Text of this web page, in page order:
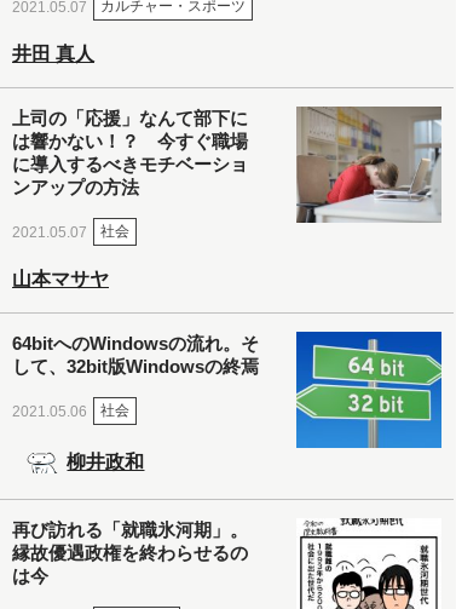
2021.05.07 カルチャー・スポーツ
井田 真人
上司の「応援」なんて部下に
は響かない！？ 今すぐ職場
に導入するべきモチベーショ
ンアップの方法
2021.05.07 社会
山本マサヤ
64bitへのWindowsの流れ。そ
して、32bit版Windowsの終焉
2021.05.06 社会
柳井政和
再び訪れる「就職氷河期」。
縁故優遇政権を終わらせるの
は今